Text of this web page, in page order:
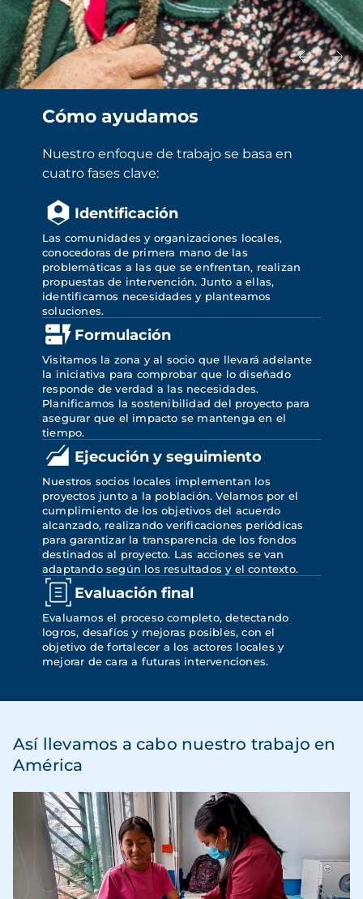
Cómo ayudamos
Nuestro enfoque de trabajo se basa en
cuatro fases clave:
Identificación
Las comunidades y organizaciones locales,
conocedoras de primera mano de las
problemáticas a las que se enfrentan, realizan
propuestas de intervención. Junto a ellas,
identificamos necesidades y planteamos
soluciones.
Formulación
Visitamos la zona y al socio que llevará adelante
la iniciativa para comprobar que lo diseñado
responde de verdad a las necesidades.
Planificamos la sostenibilidad del proyecto para
asegurar que el impacto se mantenga en el
tiempo.
Ejecución y seguimiento
Nuestros socios locales implementan los
proyectos junto a la población. Velamos por el
cumplimiento de los objetivos del acuerdo
alcanzado, realizando verificaciones periódicas
para garantizar la transparencia de los fondos
destinados al proyecto. Las acciones se van
adaptando según los resultados y el contexto.
Evaluación final
Evaluamos el proceso completo, detectando
logros, desafíos y mejoras posibles, con el
objetivo de fortalecer a los actores locales y
mejorar de cara a futuras intervenciones.
Así llevamos a cabo nuestro trabajo en
América